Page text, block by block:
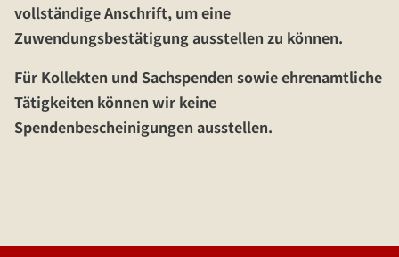
vollständige Anschrift, um eine
Zuwendungsbestätigung ausstellen zu können.
Für Kollekten und Sachspenden sowie ehrenamtliche
Tätigkeiten können wir keine
Spendenbescheinigungen ausstellen.